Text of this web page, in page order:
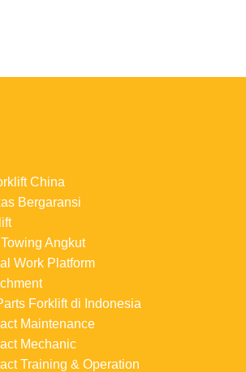
China
Bergaransi
Angkut
Work Platform
Forklift di Indonesia
Maintenance
Mechanic
Training & Operation